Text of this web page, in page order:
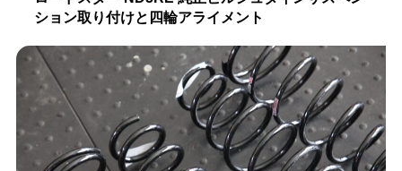
ション取り付けと四輪アライメント